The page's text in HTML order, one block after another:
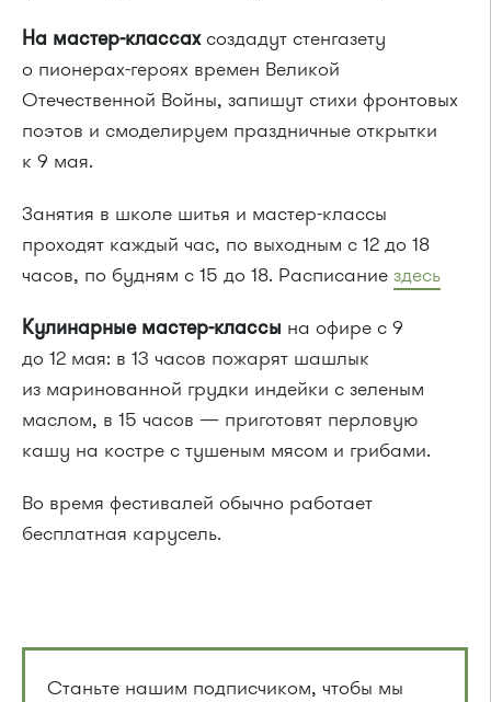
На мастер-классахсоздадут стенгазету
о пионерах-героях времен Великой
Отечественной Войны, запишут стихи фронтовых
поэтов и смоделируем праздничные открытки
к 9 мая.
Занятия в школе шитья и мастер-классы
проходят каждый час, по выходным с 12 до 18
часов, по будням с 15 до 18. Расписание здесь
Кулинарные мастер-классы на офире с 9
до 12 мая: в 13 часов пожарят шашлык
из маринованной грудки индейки с зеленым
маслом, в 15 часов — приготовят перловую
кашу на костре с тушеным мясом и грибами.
Во время фестивалей обычно работает
бесплатная карусель.
Станьте нашим подписчиком, чтобы мы